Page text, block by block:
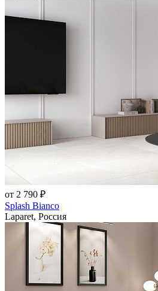
от 2 790 ₽
Splash Bianco
Laparet, Россия